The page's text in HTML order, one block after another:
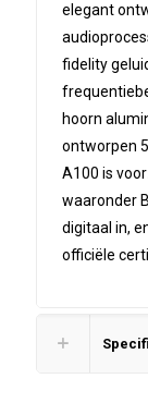
elegant
fidelity
hoorn
ontworpen
A100 is
waaronder
digitaal in,
officiële